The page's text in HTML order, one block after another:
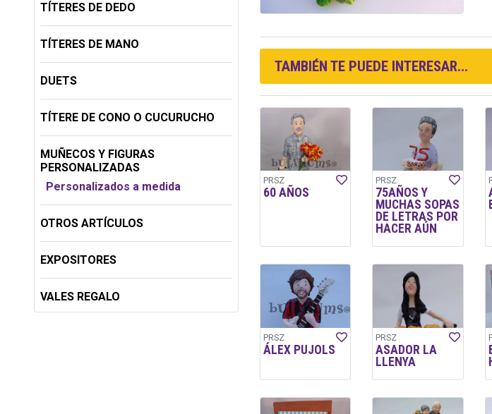
TÍTERES DE DEDO
TÍTERES DE MANO
DUETS
TÍTERE DE CONO O CUCURUCHO
MUÑECOS Y FIGURAS
PERSONALIZADAS
Personalizados a medida
OTROS ARTÍCULOS
EXPOSITORES
VALES REGALO
TAMBIÉN TE PUEDE INTERESAR...
PRSZ
60 AÑOS
PRSZ
75AÑOS Y
MUCHAS SOPAS
DE LETRAS POR
HACER AÚN
PRSZ
ÁLEX PUJOLS
PRSZ
ASADOR LA
LLENYA